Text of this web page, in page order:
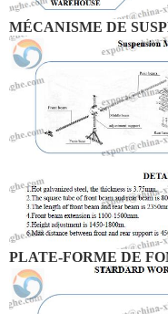
MÉCANISME DE
PLATE-FORME DE